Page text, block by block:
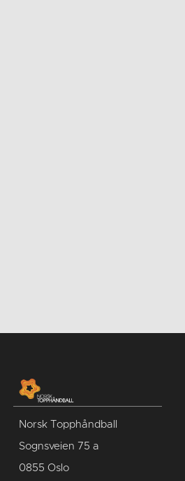
Norsk Topphåndball
Sognsveien 75 a
0855 Oslo